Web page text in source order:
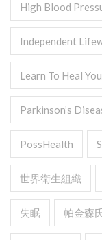
High Blood
Independent
Learn To Heal
Parkinson’s
PossHealth
世界衛生組織
失眠 帕金森